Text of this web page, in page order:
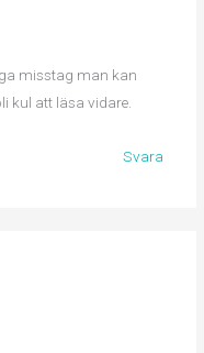
misstag man kan
kul att läsa vidare.
Svara